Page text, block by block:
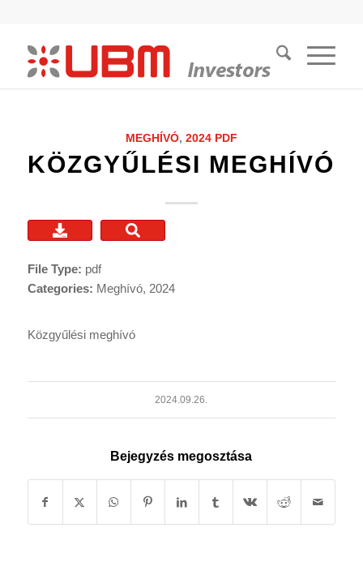
MEGHÍVÓ, 2024 PDF
KÖZGYŰLÉSI MEGHÍVÓ
Közgyűlési meghívó
File Type: pdf
Categories: Meghívó, 2024
2024.09.26.
Bejegyzés megosztása